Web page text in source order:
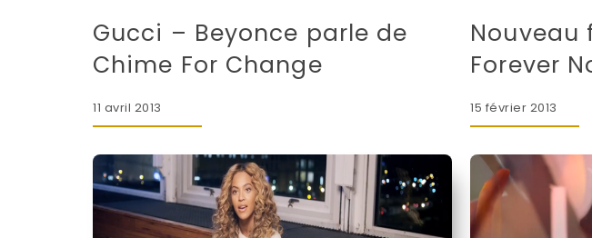
Gucci – Beyonce parle de
Chime For Change
11 avril 2013
Nouveau
Forever
15 février 2013